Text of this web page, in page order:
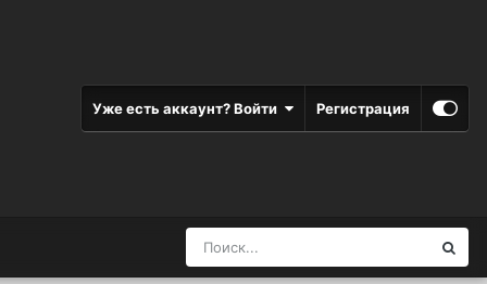
Уже есть аккаунт? Войти Регистрация